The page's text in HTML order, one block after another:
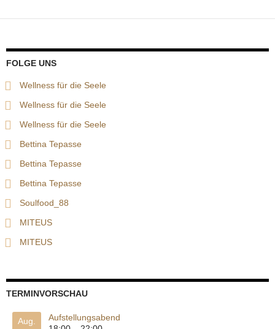
FOLGE UNS
Wellness für die Seele
Wellness für die Seele
Wellness für die Seele
Bettina Tepasse
Bettina Tepasse
Bettina Tepasse
Soulfood_88
MITEUS
MITEUS
TERMINVORSCHAU
Aug.
Aufstellungsabend